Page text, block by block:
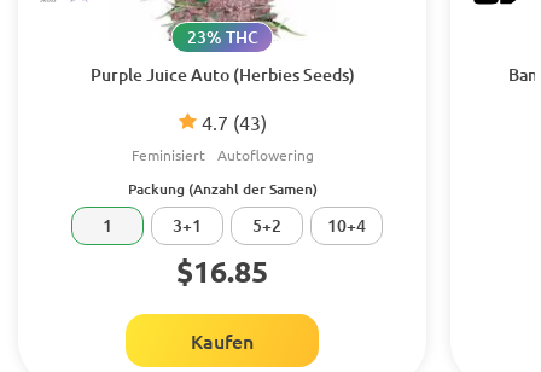
Purple Juice Auto (Herbies Seeds)
4.7 (43)
23% THC
Feminisiert Autoflowering
Packung (Anzahl der Samen)
1 3+1 5+2 10+4
$16.85
Kaufen